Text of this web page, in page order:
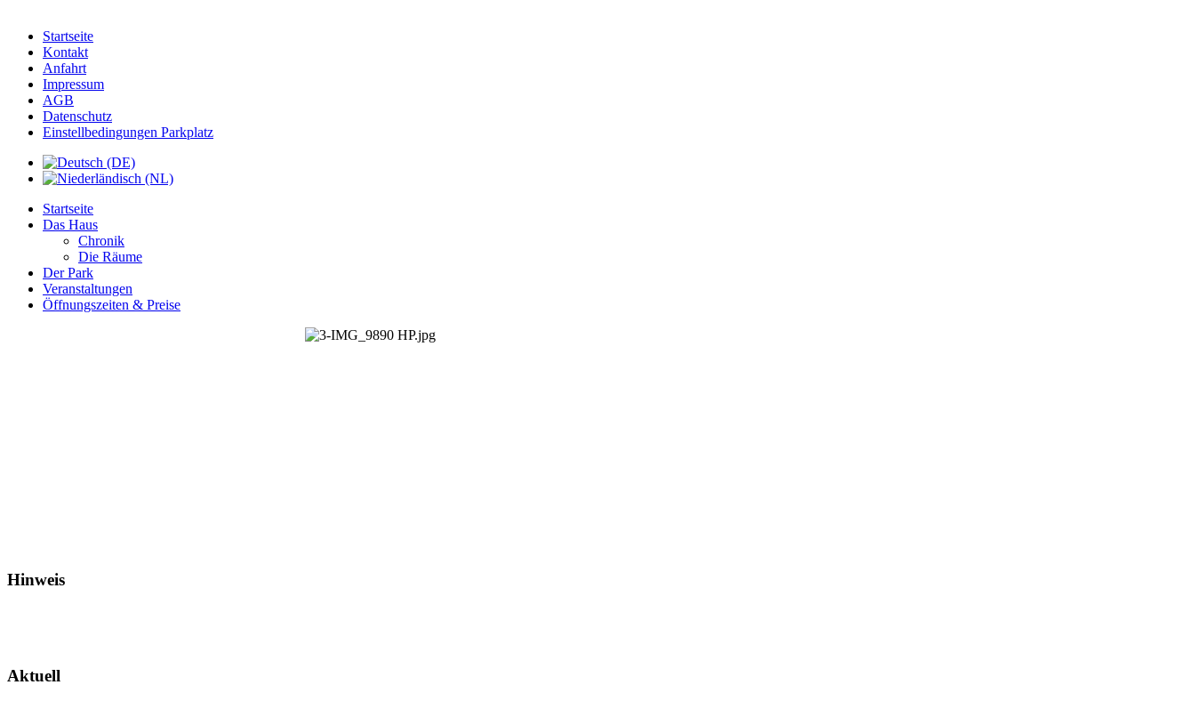
Startseite
Kontakt
Anfahrt
Impressum
AGB
Datenschutz
Einstellbedingungen Parkplatz
Startseite
Das Haus
Chronik
Die Räume
Der Park
Veranstaltungen
Öffnungszeiten & Preise
Hinweis
Aktuell